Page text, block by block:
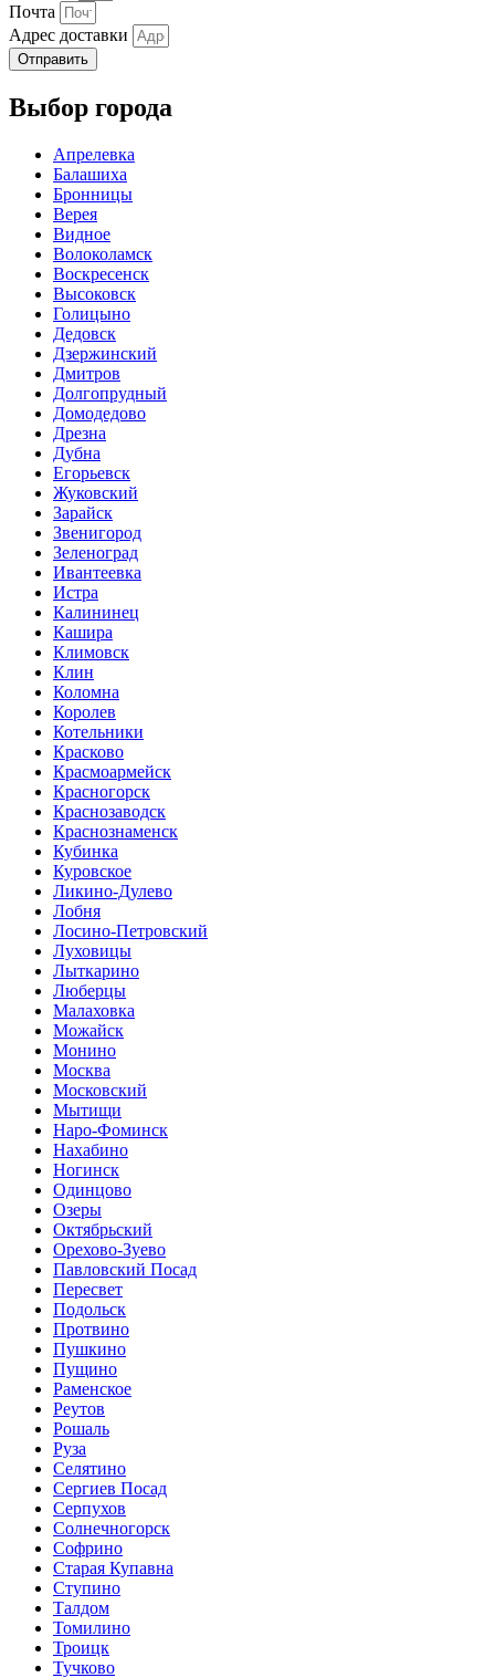
Почта
Адрес доставки
Отправить
Выбор города
Апрелевка
Балашиха
Бронницы
Верея
Видное
Волоколамск
Воскресенск
Высоковск
Голицыно
Дедовск
Дзержинский
Дмитров
Долгопрудный
Домодедово
Дрезна
Дубна
Егорьевск
Жуковский
Зарайск
Звенигород
Зеленоград
Ивантеевка
Истра
Калининец
Кашира
Климовск
Клин
Коломна
Королев
Котельники
Красково
Красмоармейск
Красногорск
Краснозаводск
Краснознаменск
Кубинка
Куровское
Ликино-Дулево
Лобня
Лосино-Петровский
Луховицы
Лыткарино
Люберцы
Малаховка
Можайск
Монино
Москва
Московский
Мытищи
Наро-Фоминск
Нахабино
Ногинск
Одинцово
Озеры
Октябрьский
Орехово-Зуево
Павловский Посад
Пересвет
Подольск
Протвино
Пушкино
Пущино
Раменское
Реутов
Рошаль
Руза
Селятино
Сергиев Посад
Серпухов
Солнечногорск
Софрино
Старая Купавна
Ступино
Талдом
Томилино
Троицк
Тучково